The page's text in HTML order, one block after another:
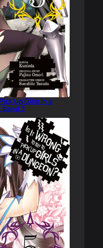
Up Girls in a
Band 3